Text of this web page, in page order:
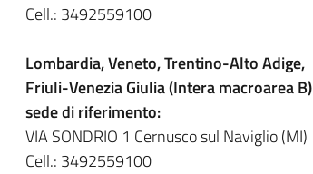
Cell.: 3492559100
Lombardia, Veneto, Trentino-Alto Adige,
Friuli-Venezia Giulia (Intera macroarea B)
sede di riferimento:
VIA SONDRIO 1 Cernusco sul Naviglio (MI)
Cell.: 3492559100